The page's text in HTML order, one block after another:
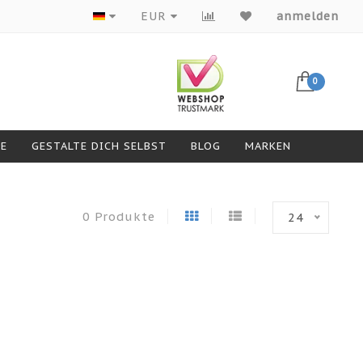
Produkte von Top-Marken
EUR anmelden
0
GESTALTE DICH SELBST BLOG MARKEN
0 Produkte 24